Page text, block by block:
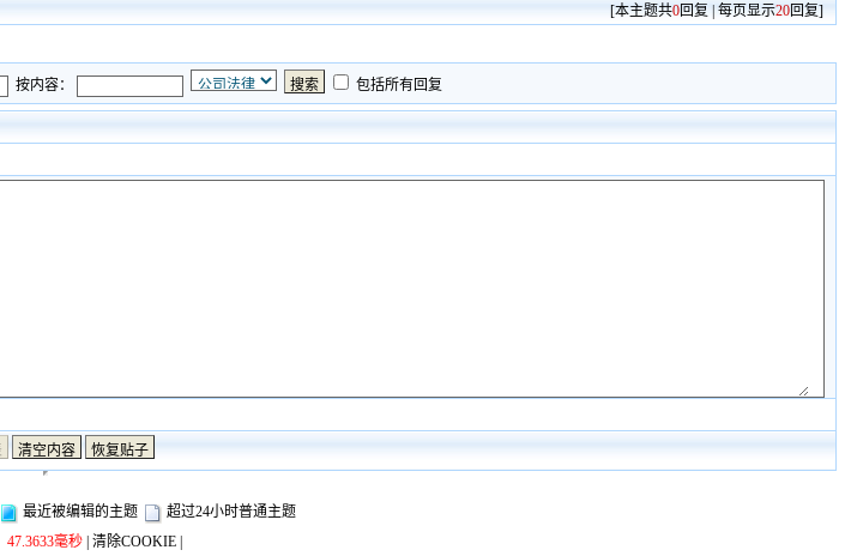
[本主题共0回复 | 每页显示20回复]
按内容： 包括所有回复
最近被编辑的主题
超过24小时普通主题
47.3633毫秒| 清除COOKIE|